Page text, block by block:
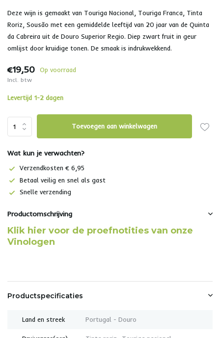
Deze wijn is gemaakt van Touriga Nacional, Touriga Franca, Tinta
Roriz, Sousão met een gemiddelde leeftijd van 20 jaar van de Quinta
da Cabreira uit de Douro Superior Regio. Diep zwart fruit in geur
omlijst door kruidige tonen. De smaak is indrukwekkend.
€19,50 Op voorraad
Incl. btw
Levertijd 1-2 dagen
Toevoegen aan winkelwagen
Wat kun je verwachten?
Verzendkosten € 6,95
Betaal veilig en snel als gast
Snelle verzending
Productomschrijving
Klik hier voor de proefnotities van onze
Vinologen
Productspecificaties
Land en streek Portugal - Douro